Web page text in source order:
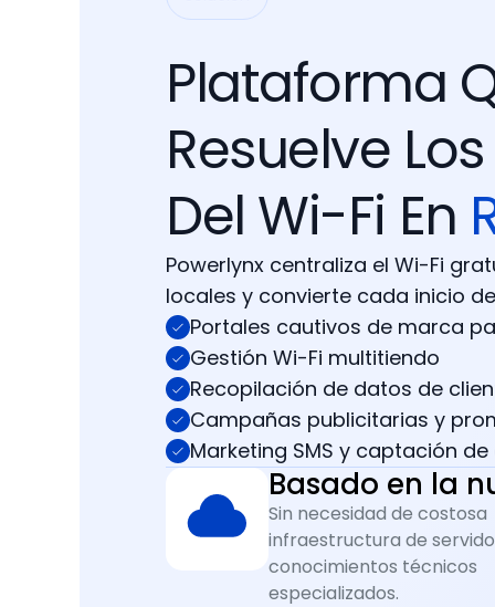
Plataforma
Resuelve
Del Wi-Fi En
Powerlynx centraliza el Wi-Fi
locales y convierte cada inicio
Portales cautivos de marca
Gestión Wi-Fi multitiendo
Recopilación de datos de
Campañas publicitarias y
Marketing SMS y captación
Basado en la
Sin necesidad de costosa
infraestructura de
conocimientos técnicos
especializados.